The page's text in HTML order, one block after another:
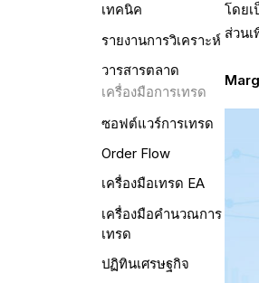
เทคนิค
รายงานการวิเคราะห์
วารสารตลาด
เครื่องมือการเทรด
ซอฟต์แวร์การเทรด
Order Flow
เครื่องมือเทรด EA
เครื่องมือคำนวณการ
เทรด
ปฏิทินเศรษฐกิจ
โดย
ส่วน